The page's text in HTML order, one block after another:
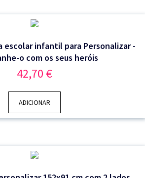
escolar infantil para Personalizar -
o com os seus heróis
42,70 €
ADICIONAR